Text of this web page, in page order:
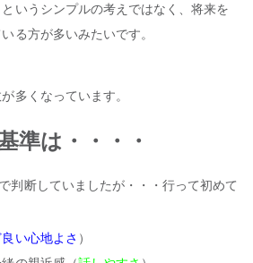
というシンプルの考えではなく、将来を
る方が多いみたいです。
多くなっています。
準は・・・・
判断していましたが・・・行って初めて
い心地よさ ）